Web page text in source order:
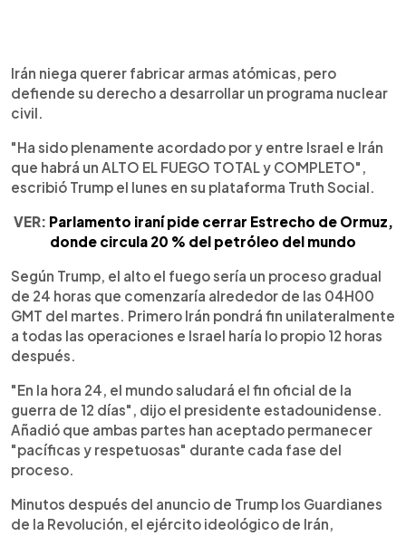
Irán niega querer fabricar armas atómicas, pero
defiende su derecho a desarrollar un programa nuclear
civil.
"Ha sido plenamente acordado por y entre Israel e Irán
que habrá un ALTO EL FUEGO TOTAL y COMPLETO",
escribió Trump el lunes en su plataforma Truth Social.
VER: Parlamento iraní pide cerrar Estrecho de Ormuz,
donde circula 20 % del petróleo del mundo
Según Trump, el alto el fuego sería un proceso gradual
de 24 horas que comenzaría alrededor de las 04H00
GMT del martes. Primero Irán pondrá fin unilateralmente
a todas las operaciones e Israel haría lo propio 12 horas
después.
"En la hora 24, el mundo saludará el fin oficial de la
guerra de 12 días", dijo el presidente estadounidense.
Añadió que ambas partes han aceptado permanecer
"pacíficas y respetuosas" durante cada fase del
proceso.
Minutos después del anuncio de Trump los Guardianes
de la Revolución, el ejército ideológico de Irán,